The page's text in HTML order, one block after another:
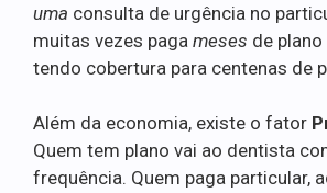
uma consulta de urgência no
muitas vezes paga meses de
tendo cobertura para centenas de
Além da economia, existe o fator
Quem tem plano vai ao dentista
frequência. Quem paga particular,